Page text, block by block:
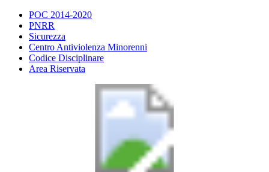
POC 2014-2020
PNRR
Sicurezza
Centro Antiviolenza Minorenni
Codice Disciplinare
Area Riservata